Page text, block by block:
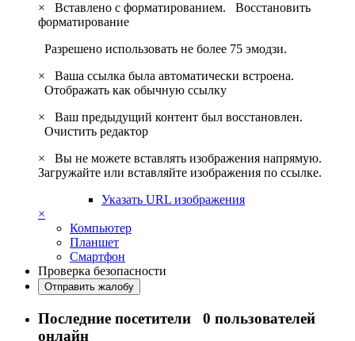
×
Вставлено с форматированием. Восстановить
форматирование
Разрешено использовать не более 75 эмодзи.
×
Ваша ссылка была автоматически встроена.
Отображать как обычную ссылку
×
Ваш предыдущий контент был восстановлен.
Очистить редактор
×
Вы не можете вставлять изображения напрямую.
Загружайте или вставляйте изображения по ссылке.
Указать URL изображения
×
Компьютер
Планшет
Смартфон
Проверка безопасности
Отправить жалобу
Последние посетители 0 пользователей
онлайн